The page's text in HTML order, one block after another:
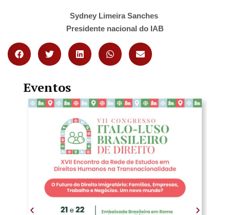
Sydney Limeira Sanches
Presidente nacional do IAB
Eventos